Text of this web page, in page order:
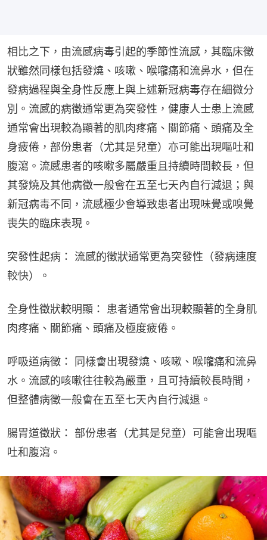
相比之下，由流感病毒引起的季節性流感，其臨床徵
狀雖然同樣包括發燒、咳嗽、喉嚨痛和流鼻水，但在
發病過程與全身性反應上與上述新冠病毒存在細微分
別。流感的病徵通常更為突發性，健康人士患上流感
通常會出現較為顯著的肌肉疼痛、關節痛、頭痛及全
身疲倦，部份患者（尤其是兒童）亦可能出現嘔吐和
腹瀉。流感患者的咳嗽多屬嚴重且持續時間較長，但
其發燒及其他病徵一般會在五至七天內自行減退；與
新冠病毒不同，流感極少會導致患者出現味覺或嗅覺
喪失的臨床表現。
突發性起病： 流感的徵狀通常更為突發性（發病速度
較快）。
全身性徵狀較明顯： 患者通常會出現較顯著的全身肌
肉疼痛、關節痛、頭痛及極度疲倦。
呼吸道病徵： 同樣會出現發燒、咳嗽、喉嚨痛和流鼻
水。流感的咳嗽往往較為嚴重，且可持續較長時間，
但整體病徵一般會在五至七天內自行減退。
腸胃道徵狀： 部份患者（尤其是兒童）可能會出現嘔
吐和腹瀉。